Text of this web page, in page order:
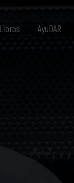
Libros AyuDAR